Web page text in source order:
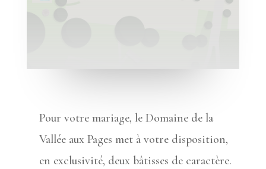
Pour votre mariage, le Domaine de la
Vallée aux Pages met à votre disposition,
en exclusivité, deux bâtisses de caractère.